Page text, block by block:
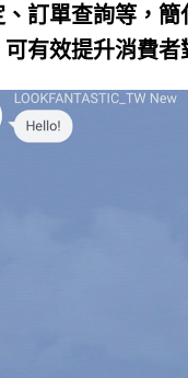
、訂單查詢等，
有效提升消費者